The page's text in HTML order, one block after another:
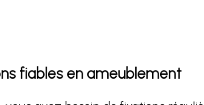
fiables en ameublement